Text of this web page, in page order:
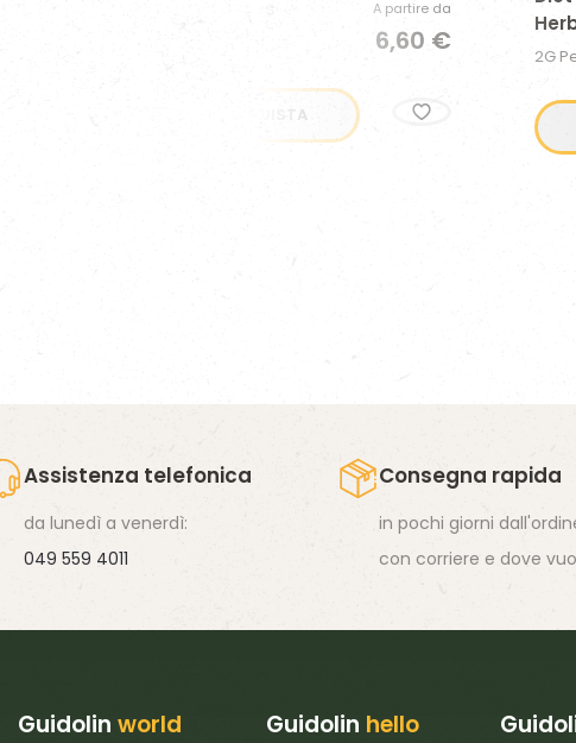
A partire da
6,60 €
ACQUISTA
2G
Assistenza telefonica
da lunedì a venerdì:
049 559 4011
Consegna rapida
in pochi giorni
con corriere e dove
Guidolin world Guidolin hello